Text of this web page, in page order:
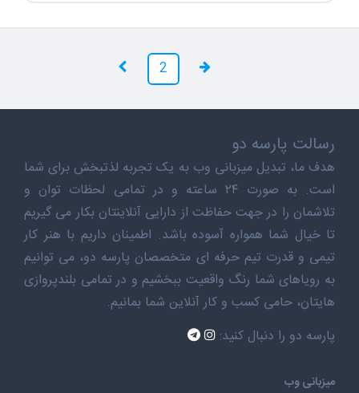
2
رسالت پارسه دو
هدف ما، تبدیل میزبانی وب به یک تجربه لذتبخش برای شما
است. به صورت ۲۴ ساعته و در تمامی لحظات توان و
تلاشمان را در جهت حفاظت از دارایی آنلاینتان بکار می گیریم
تا خیال شما همواره آسوده باشد. اطمینان داریم با هنر کار
تیمی و قدرت تیم حرفه ای متخصصان پارسه دو، می توانیم
به رویاهای شما رنگ واقعیت ببخشیم و در تمامی بلندپروازی
هایتان، حامی کسب و کار آنلاین شما بمانیم.
پارسه دو را دنبال کنید:
میزبانی وب